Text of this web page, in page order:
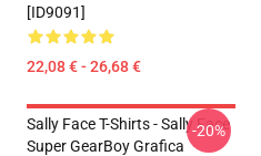
[ID9091]
22,08 € - 26,68 €
Sally Face T-Shirts - Sally Face
Super GearBoy Grafica
-20%